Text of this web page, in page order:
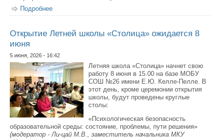
Подробнее
Якутска подвели итоги работы и определили
Открытие Летней школы «Столица» ожидается 8
июня
5 июня, 2026 - 16:42
Летняя школа «Столица» начнет свою
работу 8 июня в 15.00 на базе МОБУ
СОШ №26 имени Е.Ю. Келле-Пелле. В
этот день, кроме церемонии открытия
школы, будут проведены круглые
столы:
«Психологическая безопасность
образовательной среды: состояние, проблемы, пути решения»
(модератор - Ли-цай М.В., заместитель начальника МКУ